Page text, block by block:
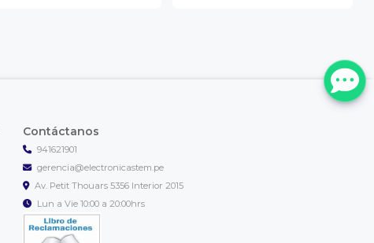
Contáctanos
941621901
gerencia@electronicastem.pe
Av. Petit Thouars 5356 Interior 2015
Lun a Vie 10:00 a 20:00hrs